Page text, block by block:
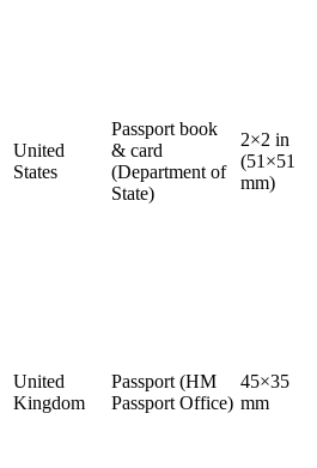
United
States
Passport book
& card
(Department of
State)
2×2 in
(51×51
mm)
United
Kingdom
Passport (HM
Passport Office)
45×35
mm